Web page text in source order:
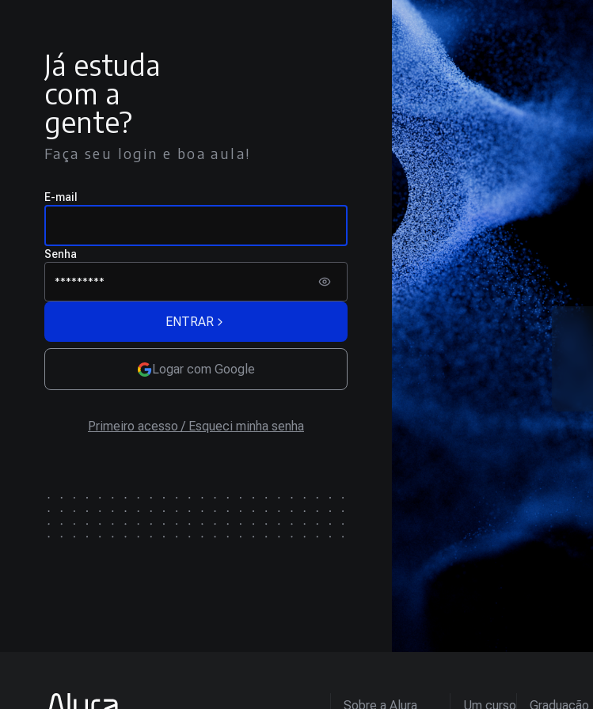
Já estuda
com a
gente?
Faça seu login e boa aula!
E-mail
Senha
ENTRAR
Logar com Google
Primeiro acesso / Esqueci minha senha
Sobre a Alura Um curso Graduação